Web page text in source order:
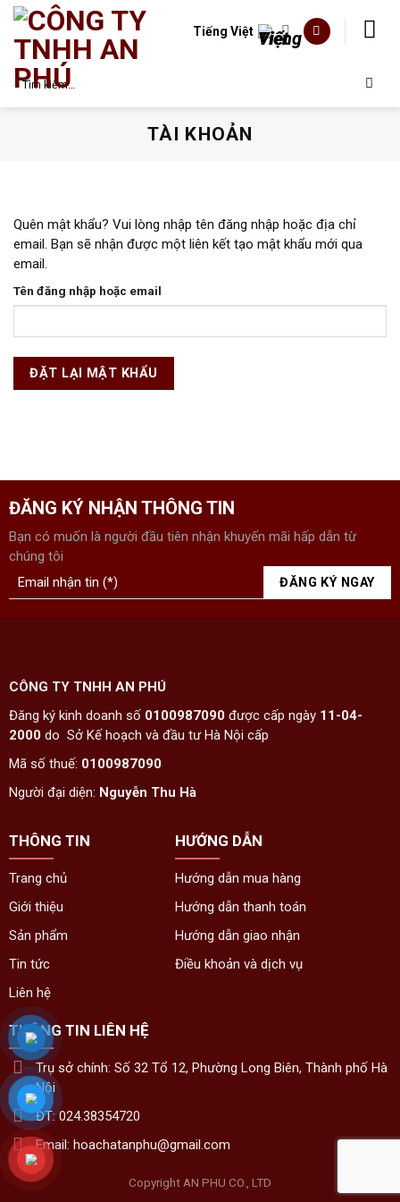
Skip
content
Tiếng Việt
Tìm
TÀI KHOẢN
Quên mật khẩu? Vui lòng nhập tên đăng nhập hoặc địa chỉ
email. Bạn sẽ nhận được một liên kết tạo mật khẩu mới qua
email.
Tên đăng nhập hoặc email
ĐẶT LẠI MẬT KHẨU
ĐĂNG KÝ NHẬN THÔNG TIN
Bạn có muốn là người đầu tiên nhận khuyến mãi hấp dẫn từ
chúng tôi
CÔNG TY TNHH AN PHÚ
Đăng ký kinh doanh số 0100987090được cấp ngày 11-04-
2000do Sở Kế hoạch và đầu tư Hà Nội cấp
Mã số thuế: 0100987090
Người đại diện: Nguyễn Thu Hà
THÔNG TIN
Trang chủ
Giới thiệu
Sản phẩm
Tin tức
Liên hệ
HƯỚNG DẪN
Hướng dẫn mua hàng
Hướng dẫn thanh toán
Hướng dẫn giao nhận
Điều khoản và dịch vụ
THÔNG TIN LIÊN HỆ
Trụ sở chính: Số 32 Tổ 12, Phường Long Biên, Thành phố Hà
Nội
ĐT: 024.38354720
Email: hoachatanphu@gmail.com
Copyright AN PHU CO., LTD